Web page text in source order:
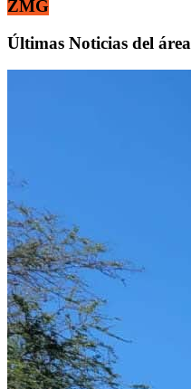
ZMG
Últimas Noticias del